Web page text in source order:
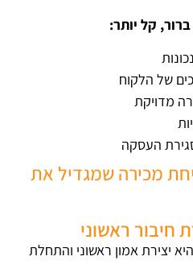
קל יותר:
של הלקוח
מדויקת
העסקה
מכירה שמגדיל את
יצירת אמון ראשוני והתחלת